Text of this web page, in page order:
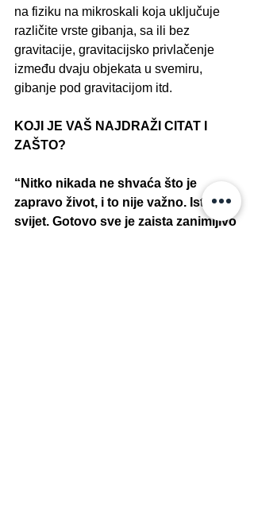
na fiziku na mikroskali koja uključuje
različite vrste gibanja, sa ili bez
gravitacije, gravitacijsko privlačenje
između dvaju objekata u svemiru,
gibanje pod gravitacijom itd.
KOJI JE VAŠ NAJDRAŽI CITAT I
ZAŠTO?
“Nitko nikada ne shvaća što je
zapravo život, i to nije važno. Istražite
svijet. Gotovo sve je zaista zanimljivo